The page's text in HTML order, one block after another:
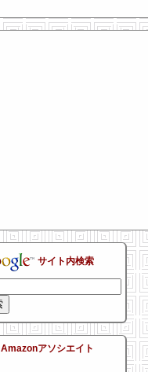
サイト内検索
Amazonアソシエイト